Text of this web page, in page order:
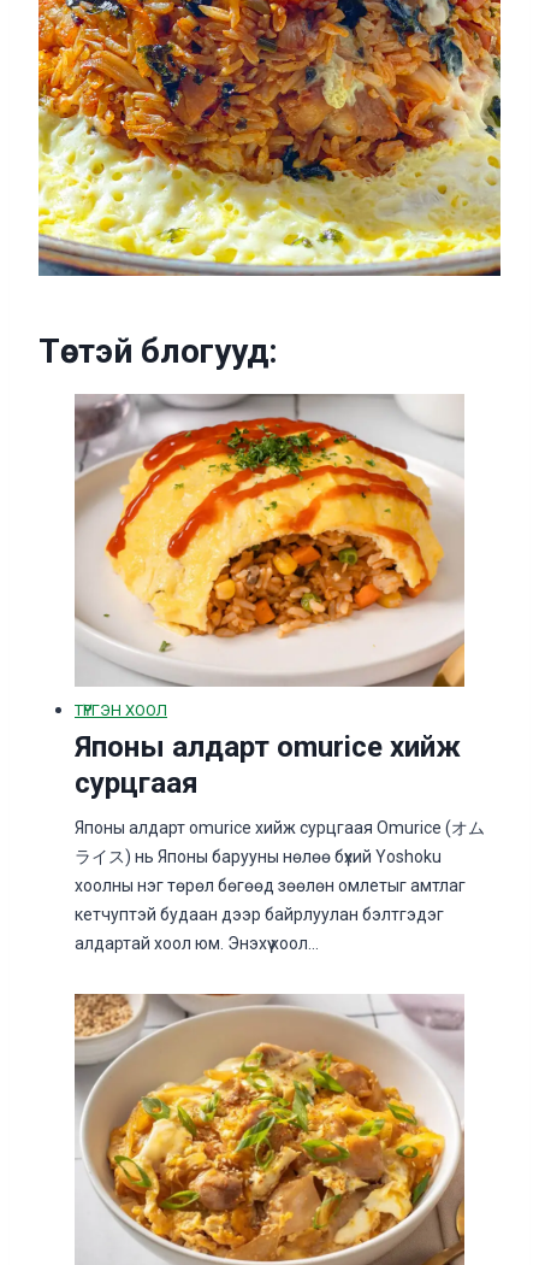
Төстэй блогууд:
ТҮРГЭН ХООЛ
Японы алдарт omurice хийж
сурцгаая
Японы алдарт omurice хийж сурцгаая Omurice (オム
ライス) нь Японы барууны нөлөө бүхий Yoshoku
хоолны нэг төрөл бөгөөд зөөлөн омлетыг амтлаг
кетчуптэй будаан дээр байрлуулан бэлтгэдэг
алдартай хоол юм. Энэхүү хоол…